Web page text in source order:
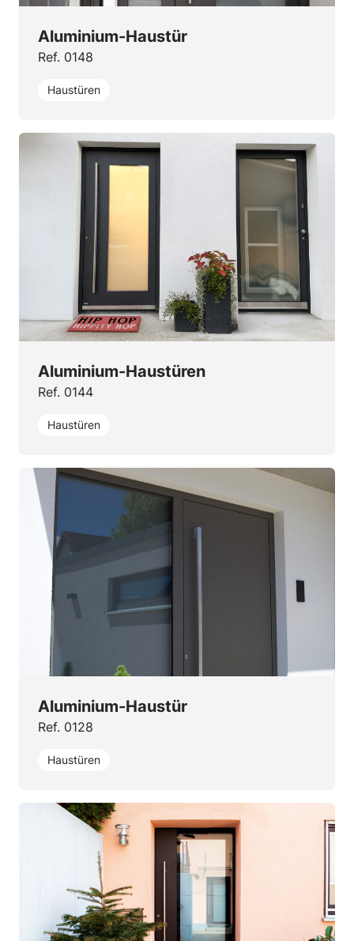
Aluminium-Haustür
Ref. 0148
Haustüren
Aluminium-Haustüren
Ref. 0144
Haustüren
Aluminium-Haustür
Ref. 0128
Haustüren